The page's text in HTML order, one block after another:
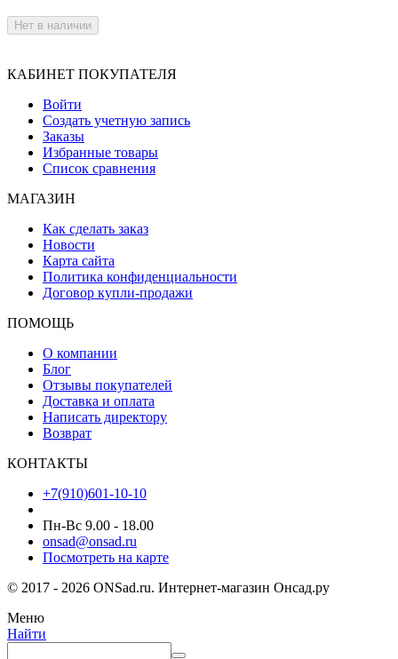
Нет в наличии
КАБИНЕТ ПОКУПАТЕЛЯ
Войти
Создать учетную запись
Заказы
Избранные товары
Список сравнения
МАГАЗИН
Как сделать заказ
Новости
Карта сайта
Политика конфиденциальности
Договор купли-продажи
ПОМОЩЬ
О компании
Блог
Отзывы покупателей
Доставка и оплата
Написать директору
Возврат
КОНТАКТЫ
+7(910)601-10-10
Пн-Вс 9.00 - 18.00
onsad@onsad.ru
Посмотреть на карте
© 2017 - 2026 ONSad.ru. Интернет-магазин Онсад.ру
Меню
Найти